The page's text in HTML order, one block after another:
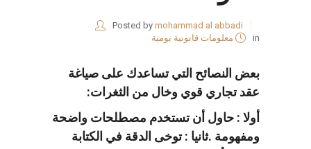
Posted by mohammad al abbadi
in
معلومات قانونية يومية
بعض النصائح التي تساعدك على صياغة
عقد تجاري قوي وخال من الثغرات:
أولا : حاول أن تستخدم مصطلحات واضحة
ومفهومة .ثانيا : توخى الدقة في الكتابة